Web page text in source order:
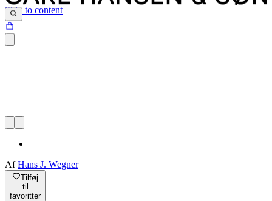
Skip to content
AfHans J. Wegner
Tilføj
til
favoritter